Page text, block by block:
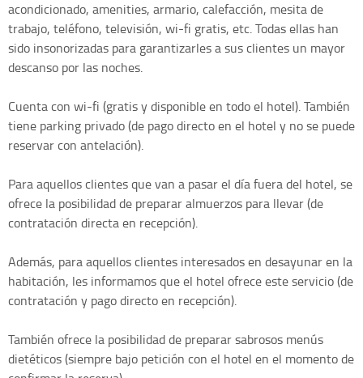
acondicionado, amenities, armario, calefacción, mesita de
trabajo, teléfono, televisión, wi-fi gratis, etc. Todas ellas han
sido insonorizadas para garantizarles a sus clientes un mayor
descanso por las noches.
Cuenta con wi-fi (gratis y disponible en todo el hotel). También
tiene parking privado (de pago directo en el hotel y no se puede
reservar con antelación).
Para aquellos clientes que van a pasar el día fuera del hotel, se
ofrece la posibilidad de preparar almuerzos para llevar (de
contratación directa en recepción).
Además, para aquellos clientes interesados en desayunar en la
habitación, les informamos que el hotel ofrece este servicio (de
contratación y pago directo en recepción).
También ofrece la posibilidad de preparar sabrosos menús
dietéticos (siempre bajo petición con el hotel en el momento de